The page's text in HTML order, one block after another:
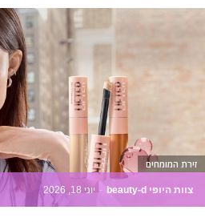
צוות היופי beauty-d - יוני 18, 2026
זירת המומחים